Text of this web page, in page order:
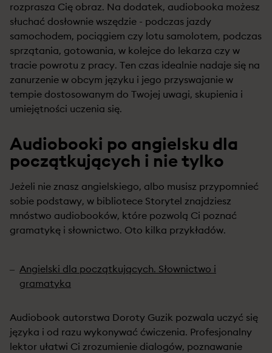
rozprasza Cię obraz. Na dodatek, audiobooka możesz
słuchać dosłownie wszędzie - podczas jazdy
samochodem, pociągiem czy lotu samolotem, podczas
sprzątania, gotowania, w kolejce do lekarza czy w
tracie powrotu z pracy. Ten czas idealnie nadaje się na
zanurzenie w obcym języku i jego przyswajanie w
tempie dostosowanym do Twojej uwagi, skupienia i
umiejętności uczenia się.
Audiobooki po angielsku dla
początkujących i nie tylko
Jeżeli nie znasz angielskiego, albo musisz przypomnieć
sobie podstawy, w bibliotece Storytel znajdziesz
mnóstwo audiobooków, które pozwolą Ci poznać
gramatykę i słownictwo. Oto kilka przykładów.
Angielski dla początkujących. Słownictwo i
gramatyka
Audiobook autorstwa Doroty Guzik pozwala uczyć się
języka i od razu wykonywać ćwiczenia. Profesjonalny
lektor ułatwi Ci zrozumienie dialogów, poznawanie